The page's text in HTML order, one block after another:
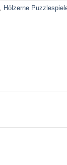
Hölzerne